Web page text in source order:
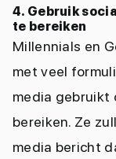
4. Gebruik
te bereiken
Millennials en
met veel
media gebruikt
bereiken. Ze
media bericht